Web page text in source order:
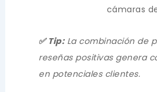
cámaras
✅ Tip:La combinación de
reseñas positivas genera
en potenciales clientes.